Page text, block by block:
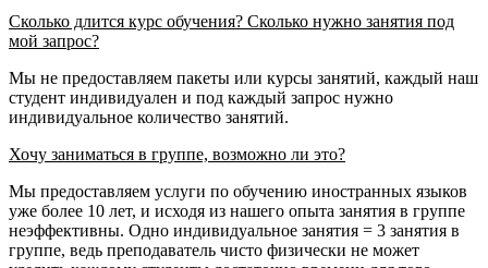
Сколько длится курс обучения? Сколько нужно занятия под
мой запрос?
Мы не предоставляем пакеты или курсы занятий, каждый наш
студент индивидуален и под каждый запрос нужно
индивидуальное количество занятий.
Хочу заниматься в группе, возможно ли это?
Мы предоставляем услуги по обучению иностранных языков
уже более 10 лет, и исходя из нашего опыта занятия в группе
неэффективны. Одно индивидуальное занятия = 3 занятия в
группе, ведь преподаватель чисто физически не может